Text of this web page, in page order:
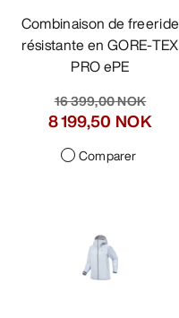
Combinaison de freeride
résistante en GORE-TEX
PRO ePE
16 399,00 NOK
8 199,50 NOK
Comparer